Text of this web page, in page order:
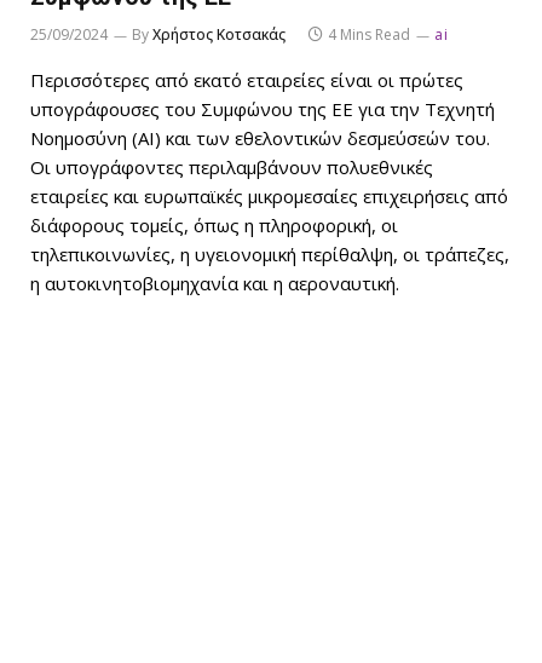
25/09/2024 ByΧρήστος Κοτσακάς 4 Mins Read ai
Περισσότερες από εκατό εταιρείες είναι οι πρώτες
υπογράφουσες του Συμφώνου της ΕΕ για την Τεχνητή
Νοημοσύνη (AI) και των εθελοντικών δεσμεύσεών του.
Οι υπογράφοντες περιλαμβάνουν πολυεθνικές
εταιρείες και ευρωπαϊκές μικρομεσαίες επιχειρήσεις από
διάφορους τομείς, όπως η πληροφορική, οι
τηλεπικοινωνίες, η υγειονομική περίθαλψη, οι τράπεζες,
η αυτοκινητοβιομηχανία και η αεροναυτική.